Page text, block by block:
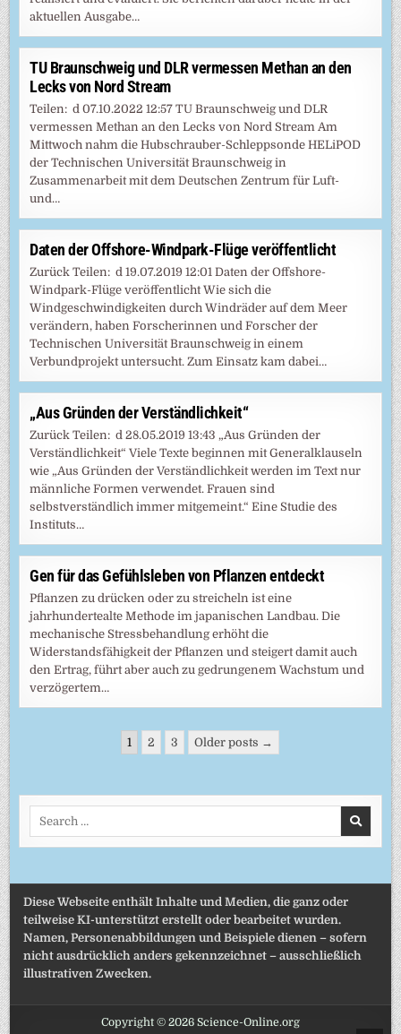
aktuellen Ausgabe…
TU Braunschweig und DLR vermessen Methan an den
Lecks von Nord Stream
Teilen: d 07.10.2022 12:57 TU Braunschweig und DLR
vermessen Methan an den Lecks von Nord Stream Am
Mittwoch nahm die Hubschrauber-Schleppsonde HELiPOD
der Technischen Universität Braunschweig in
Zusammenarbeit mit dem Deutschen Zentrum für Luft-
und…
Daten der Offshore-Windpark-Flüge veröffentlicht
Zurück Teilen: d 19.07.2019 12:01 Daten der Offshore-
Windpark-Flüge veröffentlicht Wie sich die
Windgeschwindigkeiten durch Windräder auf dem Meer
verändern, haben Forscherinnen und Forscher der
Technischen Universität Braunschweig in einem
Verbundprojekt untersucht. Zum Einsatz kam dabei…
„Aus Gründen der Verständlichkeit“
Zurück Teilen: d 28.05.2019 13:43 „Aus Gründen der
Verständlichkeit“ Viele Texte beginnen mit Generalklauseln
wie „Aus Gründen der Verständlichkeit werden im Text nur
männliche Formen verwendet. Frauen sind
selbstverständlich immer mitgemeint.“ Eine Studie des
Instituts…
Gen für das Gefühlsleben von Pflanzen entdeckt
Pflanzen zu drücken oder zu streicheln ist eine
jahrhundertealte Methode im japanischen Landbau. Die
mechanische Stressbehandlung erhöht die
Widerstandsfähigkeit der Pflanzen und steigert damit auch
den Ertrag, führt aber auch zu gedrungenem Wachstum und
verzögertem…
Seitennummerierung
Beiträge
1 2 3 Older posts →
Diese Webseite enthält Inhalte und Medien, die ganz oder
teilweise KI-unterstützt erstellt oder bearbeitet wurden.
Namen, Personenabbildungen und Beispiele dienen – sofern
nicht ausdrücklich anders gekennzeichnet – ausschließlich
illustrativen Zwecken.
Copyright © 2026 Science-Online.org